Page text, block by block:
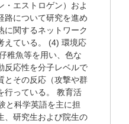
・エストロゲン）およ
路について研究を進め
に関するネットワーク
えている。 (4) 環境応
稚魚等を用い、色な
反応性を分子レベルで
とその反応（攻撃や群
行っている。 教育活
と科学英語を主に担
、研究生および院生の